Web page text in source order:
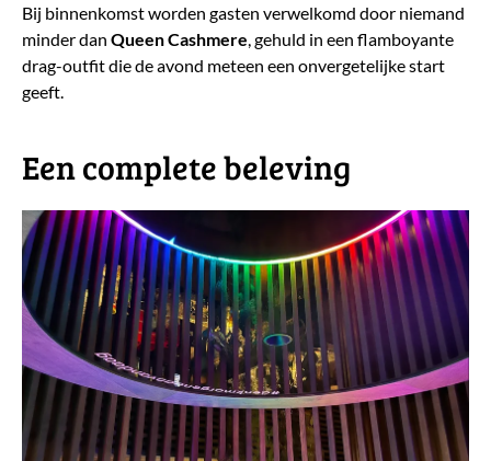
Bij binnenkomst worden gasten verwelkomd door niemand
minder dan Queen Cashmere, gehuld in een flamboyante
drag-outfit die de avond meteen een onvergetelijke start
geeft.
​Een complete beleving